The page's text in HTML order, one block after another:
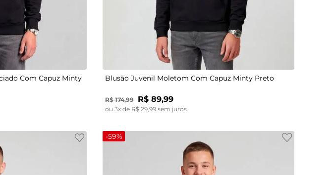
Com Capuz Minty
12 16
Blusão Juvenil Moletom Com Capuz Minty Preto
R$ 174,99 R$ 89,99
ou3x de R$ 29,99 sem juros
-59%